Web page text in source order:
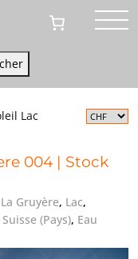
Lac
004 | Stock
La Gruyère, Lac,
Suisse (Pays), Eau